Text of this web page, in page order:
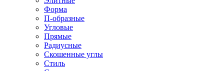
Форма
П-образные
Угловые
Прямые
Радиусные
Скошенные углы
Стиль